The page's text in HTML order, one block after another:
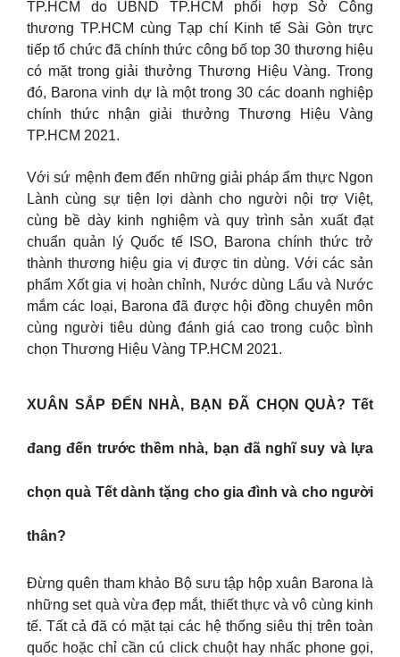
TP.HCM do UBND TP.HCM phối hợp Sở Công
thương TP.HCM cùng Tạp chí Kinh tế Sài Gòn trực
tiếp tổ chức đã chính thức công bố top 30 thương hiệu
có mặt trong giải thưởng Thương Hiệu Vàng. Trong
đó, Barona vinh dự là một trong 30 các doanh nghiệp
chính thức nhận giải thưởng Thương Hiệu Vàng
TP.HCM 2021.
Với sứ mệnh đem đến những giải pháp ẩm thực Ngon
Lành cùng sự tiện lợi dành cho người nội trợ Việt,
cùng bề dày kinh nghiệm và quy trình sản xuất đạt
chuẩn quản lý Quốc tế ISO, Barona chính thức trở
thành thương hiệu gia vị được tin dùng. Với các sản
phẩm Xốt gia vị hoàn chỉnh, Nước dùng Lẩu và Nước
mắm các loại, Barona đã được hội đồng chuyên môn
cùng người tiêu dùng đánh giá cao trong cuộc bình
chọn Thương Hiệu Vàng TP.HCM 2021.
XUÂN SẮP ĐẾN NHÀ, BẠN ĐÃ CHỌN QUÀ? Tết
đang đến trước thềm nhà, bạn đã nghĩ suy và lựa
chọn quà Tết dành tặng cho gia đình và cho người
thân?
Đừng quên tham khảo Bộ sưu tập hộp xuân Barona là
những set quà vừa đẹp mắt, thiết thực và vô cùng kinh
tế. Tất cả đã có mặt tại các hệ thống siêu thị trên toàn
quốc hoặc chỉ cần cú click chuột hay nhấc phone gọi,